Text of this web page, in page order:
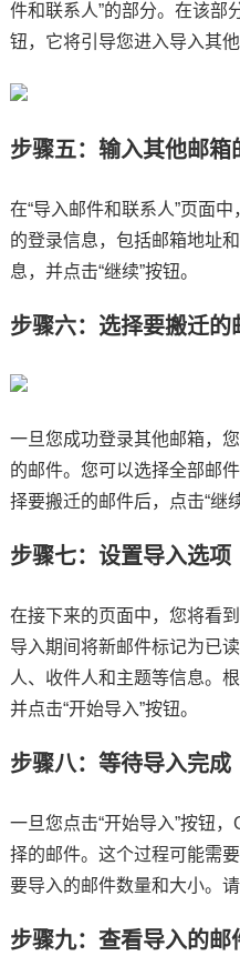
件和联系人”的部分。在该部
钮，它将引导您进入导入其
步骤五：输入其他邮箱
在“导入邮件和联系人”页面
的登录信息，包括邮箱地址
息，并点击“继续”按钮。
步骤六：选择要搬迁的
一旦您成功登录其他邮箱，
的邮件。您可以选择全部邮
择要搬迁的邮件后，点击“继续
步骤七：设置导入选项
在接下来的页面中，您将看
导入期间将新邮件标记为已
人、收件人和主题等信息。
并点击“开始导入”按钮。
步骤八：等待导入完成
一旦您点击“开始导入”按钮
择的邮件。这个过程可能需
要导入的邮件数量和大小。
步骤九：查看导入的邮